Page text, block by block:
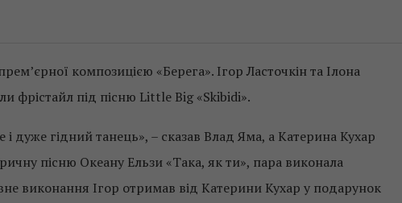
композицією «Берега». Ігор Ласточкін та Ілона
фрістайл під пісню Little Big «Skibidi».
дуже гідний танець», – сказав Влад Яма, а Катерина Кухар
пісню Океану Ельзи «Така, як ти», пара виконала
виконання Ігор отримав від Катерини Кухар у подарунок